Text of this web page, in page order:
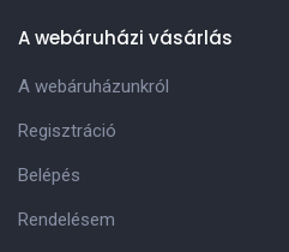
A webáruházi vásárlás
A webáruházunkról
Regisztráció
Belépés
Rendelésem